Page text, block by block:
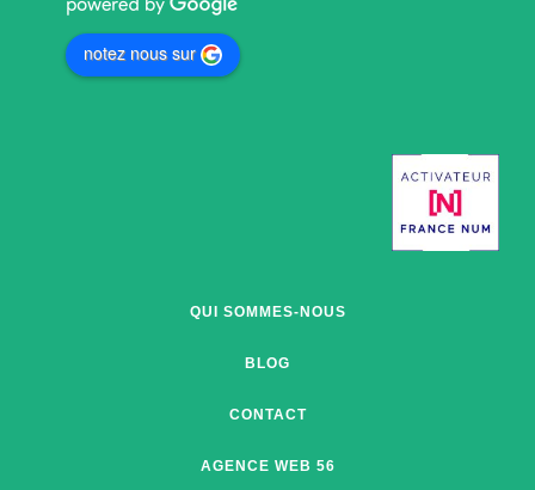
notez nous sur
QUI SOMMES-NOUS
BLOG
CONTACT
AGENCE WEB 56